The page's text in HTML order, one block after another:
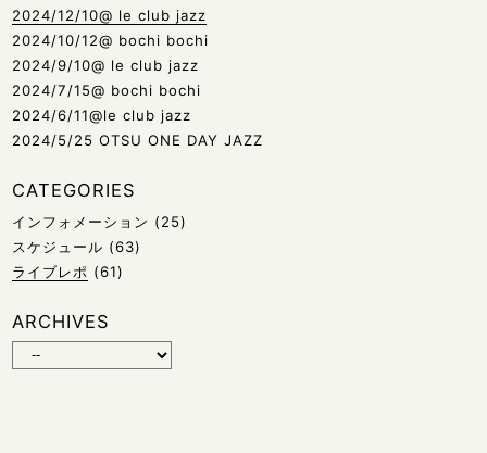
2024/12/10@ le club jazz
2024/10/12@ bochi bochi
2024/9/10@ le club jazz
2024/7/15@ bochi bochi
2024/6/11@le club jazz
2024/5/25 OTSU ONE DAY JAZZ
CATEGORIES
インフォメーション (25)
スケジュール (63)
ライブレポ (61)
ARCHIVES